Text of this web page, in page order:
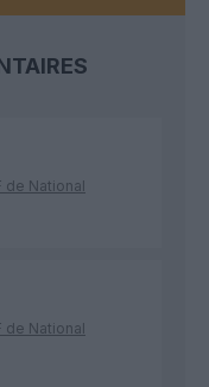
de National
de National